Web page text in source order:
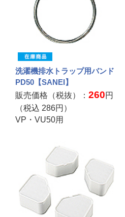
洗濯機排水トラップ用バンド
PD50【SANEI】
販売価格（税抜）：260円
（税込 286円）
VP・VU50用